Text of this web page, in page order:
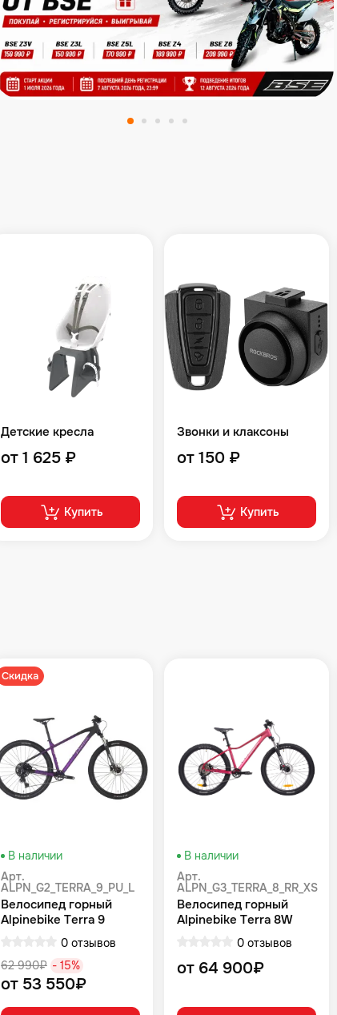
Детские кресла
от 1 625 ₽
Купить
Звонки и клаксоны
от 150 ₽
Купить
Скидка
В наличии
Арт.
ALPN_G2_TERRA_9_PU_L
Велосипед горный
Alpinebike Terra 9
фиолетовый космос
0 отзывов
62 990₽ - 15%
от 53 550₽
В наличии
Арт.
ALPN_G3_TERRA_8_RR_XS
Велосипед горный
Alpinebike Terra 8W
0 отзывов
от 64 900₽